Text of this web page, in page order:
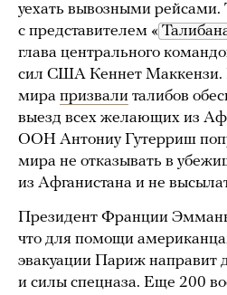
уехать вывозными рейсами.
с представителем «
глава центрального
сил США Кеннет Маккензи.
мира призвали талибов
выезд всех желающих из
ООН Антониу Гутерриш
мира не отказывать в
из Афганистана и не
Президент Франции
что для помощи
эвакуации Париж направит
и силы спецназа. Еще 200